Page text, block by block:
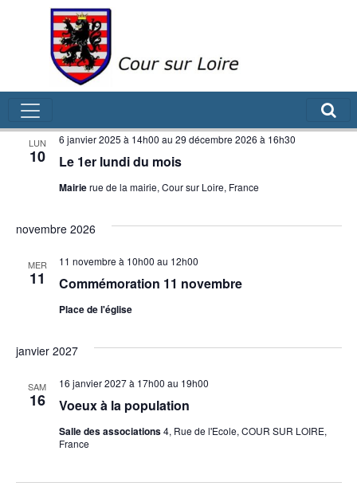
Évènements
et de
À venir
Sélectionnez
une
date.
août 2026
LUN
10 Le 1er lundi du mois
6 janvier 2025 à 14h00 au 29 décembre 2026 à 16h30
Mairierue de la mairie, Cour sur Loire, France
novembre 2026
MER
11 Commémoration 11 novembre
11 novembre à 10h00 au 12h00
Place de l'église
janvier 2027
SAM
16 Voeux à la population
16 janvier 2027 à 17h00 au 19h00
Salle des associations4, Rue de l'Ecole, COUR SUR LOIRE,
France